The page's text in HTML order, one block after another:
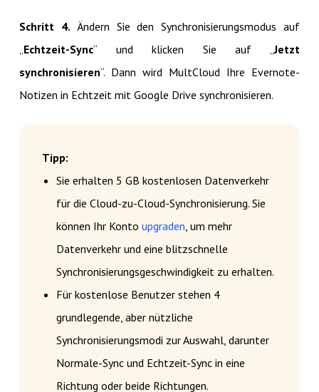
Schritt 4. Ändern Sie den Synchronisierungsmodus auf
„Echtzeit-Sync“ und klicken Sie auf „​​​​​​​Jetzt
synchronisieren“. Dann wird MultCloud Ihre Evernote-
Notizen in Echtzeit mit Google Drive synchronisieren.
Tipp:
Sie erhalten 5 GB kostenlosen Datenverkehr
für die Cloud-zu-Cloud-Synchronisierung. Sie
können Ihr Konto upgraden, um mehr
Datenverkehr und eine blitzschnelle
Synchronisierungsgeschwindigkeit zu erhalten.
Für kostenlose Benutzer stehen 4
grundlegende, aber nützliche
Synchronisierungsmodi zur Auswahl, darunter
Normale-Sync und Echtzeit-Sync in eine
Richtung oder beide Richtungen.